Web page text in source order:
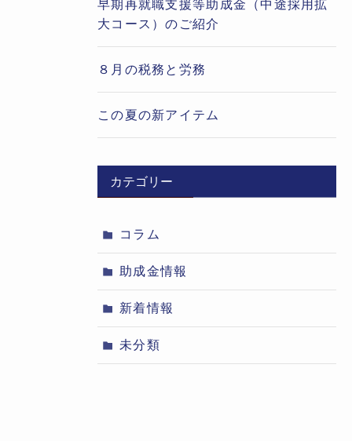
早期再就職支援等助成金（中途採用拡
大コース）のご紹介
８月の税務と労務
この夏の新アイテム
カテゴリー
コラム
助成金情報
新着情報
未分類